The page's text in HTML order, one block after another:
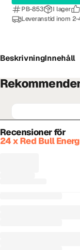
PB-853 I lager
Leveranstid inom 2-
BeskrivningInnehåll
Recensioner för
24 x Red Bull